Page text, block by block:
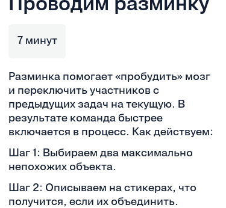
7 минут
Разминка помогает «пробудить» мозг
и переключить участников с
предыдущих задач на текущую. В
результате команда быстрее
включается в процесс. Как действуем:
Шаг 1: Выбираем два максимально
непохожих объекта.
Шаг 2: Описываем на стикерах, что
получится, если их объединить.